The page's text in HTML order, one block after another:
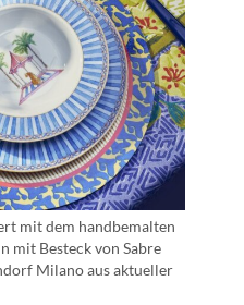
mit dem handbemalten
mit Besteck von Sabre
Milano aus aktueller